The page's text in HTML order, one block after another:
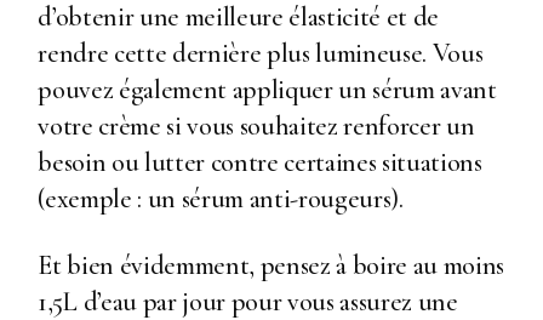
d’obtenir une meilleure élasticité et de
rendre cette dernière plus lumineuse. Vous
pouvez également appliquer un sérum avant
votre crème si vous souhaitez renforcer un
besoin ou lutter contre certaines situations
(exemple : un sérum anti-rougeurs).
Et bien évidemment, pensez à boire au moins
1,5L d’eau par jour pour vous assurez une